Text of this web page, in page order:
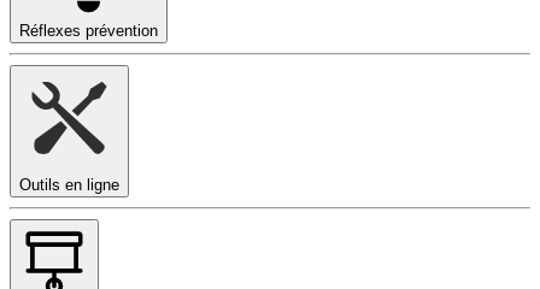
Réflexes prévention
Outils en ligne